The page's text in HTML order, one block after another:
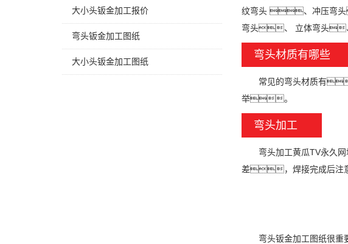
纹弯头 、冲压弯
弯头、 立体弯头
弯头材质有哪些
常见的弯头材质有
举。
弯头加工
弯头加工黄瓜TV永久网
差，焊接完成后注
弯头钣金加工图纸很重
大小头钣金加工报价
弯头钣金加工图纸
大小头钣金加工图纸